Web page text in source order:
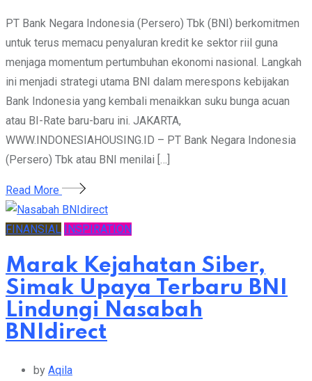
PT Bank Negara Indonesia (Persero) Tbk (BNI) berkomitmen
untuk terus memacu penyaluran kredit ke sektor riil guna
menjaga momentum pertumbuhan ekonomi nasional. Langkah
ini menjadi strategi utama BNI dalam merespons kebijakan
Bank Indonesia yang kembali menaikkan suku bunga acuan
atau BI-Rate baru-baru ini. JAKARTA,
WWW.INDONESIAHOUSING.ID – PT Bank Negara Indonesia
(Persero) Tbk atau BNI menilai […]
Read More
FINANSIAL INSPIRATION
Marak Kejahatan Siber,
Simak Upaya Terbaru BNI
Lindungi Nasabah
BNIdirect
by Aqila